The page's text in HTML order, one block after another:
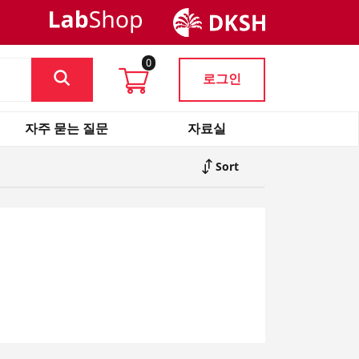
0
로그인
자주 묻는 질문 자료실
Sort